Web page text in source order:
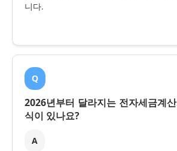
니다.
Q
2026년부터 달라지는 전자세금계
식이 있나요?
A